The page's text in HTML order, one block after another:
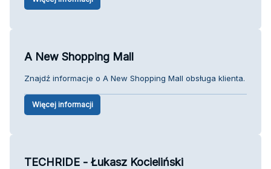
A New Shopping Mall
Znajdź informacje o A New Shopping Mall obsługa klienta.
Więcej informacji
TECHRIDE - Łukasz Kocieliński